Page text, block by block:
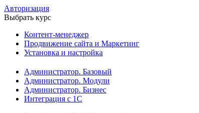
Авторизация
Выбрать курс
Контент-менеджер
Продвижение сайта и Маркетинг
Установка и настройка
Администратор. Базовый
Администратор. Модули
Администратор. Бизнес
Интеграция с 1С